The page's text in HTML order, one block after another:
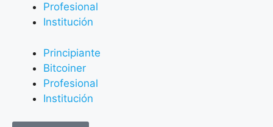
Profesional
Institución
Principiante
Bitcoiner
Profesional
Institución